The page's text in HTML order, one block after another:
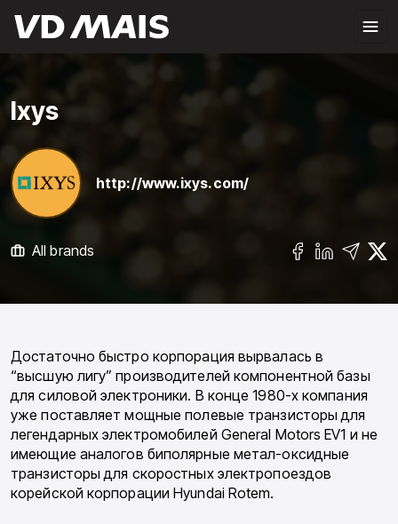
Ixys
http://www.ixys.com/
All brands
Достаточно быстро корпорация вырвалась в
“высшую лигу” производителей компонентной базы
для силовой электроники. В конце 1980-х компания
уже поставляет мощные полевые транзисторы для
легендарных электромобилей General Motors EV1 и не
имеющие аналогов биполярные метал-оксидные
транзисторы для скоростных электропоездов
корейской корпорации Hyundai Rotem.